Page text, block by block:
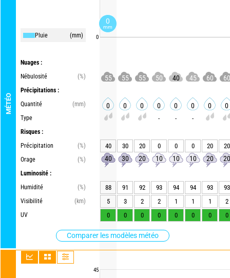
MÉTÉO
Pluie (mm)
Nuages :
Nébulosité
(%)
Précipitations :
Quantité
(mm)
Type
Risques :
Précipitation
(%)
Orage
(%)
Luminosité :
Humidité
(%)
Visibilité
(km)
UV
Comparer les modèles météo
0
45
55 55 55 50 40 45 60 60
0 0 0 0 0 0 0 0
- - -
40 30 20 0 0 0 20 20
40 30 20 10 10 10 20 20
88 91 92 93 94 94 93
93
5
3 2 2 1 1 1
2
0
0 0 0 0 0 0 0
0
mm